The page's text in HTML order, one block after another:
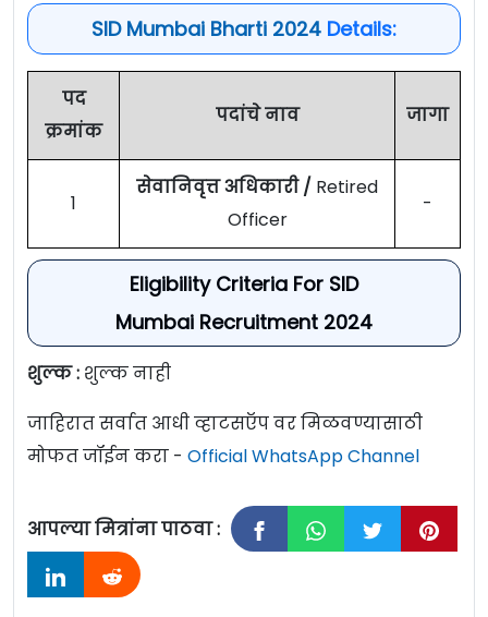
SID Mumbai Bharti 2024 Details:
पद
क्रमांक
पदांचे नाव जागा
1
सेवानिवृत्त अधिकारी / Retired
Officer
-
Eligibility Criteria For SID
Mumbai Recruitment 2024
शुल्क : शुल्क नाही
जाहिरात सर्वात आधी व्हाटसऍप वर मिळवण्यासाठी
मोफत जॉईन करा - Official WhatsApp Channel
आपल्या मित्रांना पाठवा :